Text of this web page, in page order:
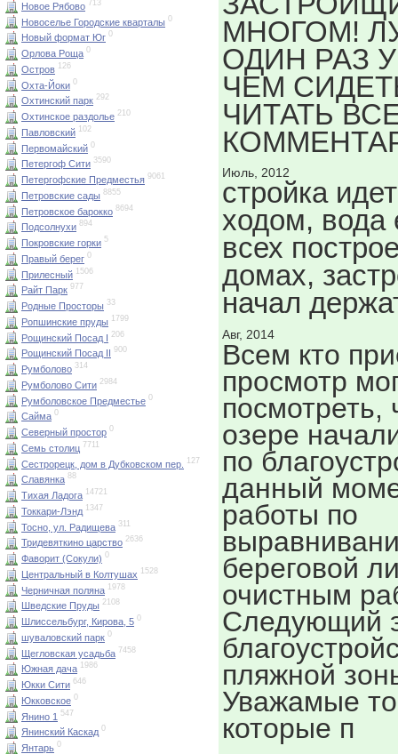
Новое Рябово 713
Новоселье Городские кварталы 0
Новый формат Юг 0
Орлова Роща 0
Остров 126
Охта-Йоки 0
Охтинский парк 292
Охтинское раздолье 210
Павловский 102
Первомайский 0
Петергоф Сити 3590
Петергофские Предместья 9061
Петровские сады 8855
Петровское барокко 8694
Подсолнухи 894
Покровские горки 5
Правый берег 0
Прилесный 1506
Райт Парк 977
Родные Просторы 33
Ропшинские пруды 1799
Рощинский Посад I 206
Рощинский Посад II 900
Румболово 314
Румболово Сити 2984
Румболовское Предместье 0
Сайма 0
Северный простор 0
Семь столиц 7711
Сестрорецк, дом в Дубковском пер. 127
Славянка 88
Тихая Ладога 14721
Токкари-Лэнд 1347
Тосно, ул. Радищева 311
Тридевяткино царство 2636
Фаворит (Сокули) 0
Центральный в Колтушах 1528
Черничная поляна 1978
Шведские Пруды 2108
Шлиссельбург, Кирова, 5 0
шуваловский парк 0
Щегловская усадьба 7458
Южная дача 1986
Юкки Сити 646
Юкковское 0
Янино 1 547
Янинский Каскад 0
Янтарь 0
МНОГОМ!
ОДИН РАЗ
ЧЕМ
ЧИТАТЬ
Июль, 2012
стройка
ходом, вода
всех
домах,
начал
Авг, 2014
Всем кто
просмотр
посмотреть,
озере
по
данный
работы по
береговой
очистным
Следующий
пляжной
Уважамые
которые п